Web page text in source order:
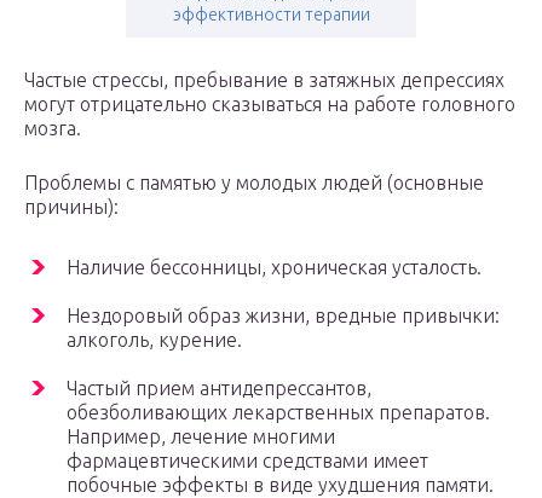
эффективности терапии
Частые стрессы, пребывание в затяжных депрессиях
могут отрицательно сказываться на работе головного
мозга.
Проблемы с памятью у молодых людей (основные
причины):
Наличие бессонницы, хроническая усталость.
Нездоровый образ жизни, вредные привычки:
алкоголь, курение.
Частый прием антидепрессантов,
обезболивающих лекарственных препаратов.
Например, лечение многими
фармацевтическими средствами имеет
побочные эффекты в виде ухудшения памяти.